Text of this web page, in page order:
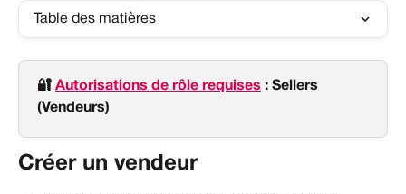
Table des matières
🔐 Autorisations de rôle requises : Sellers
(Vendeurs)
Créer un vendeur